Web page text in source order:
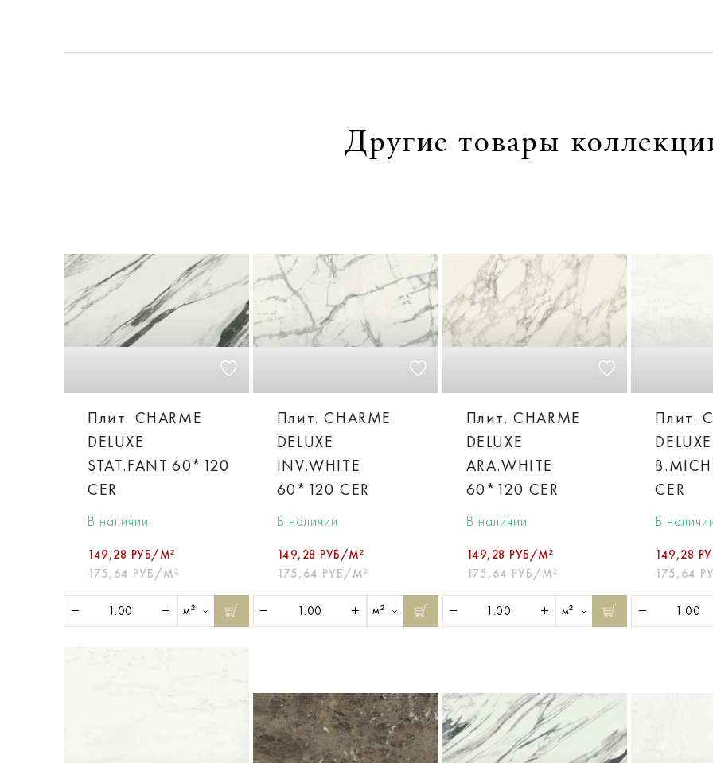
Другие товары
Плит. CHARME
DELUXE
STAT.FANT.60*120
CER
В наличии
149,28 РУБ/М²
175,64 РУБ/М²
м²
Плит. CHARME
DELUXE
INV.WHITE
60*120 CER
В наличии
149,28 РУБ/М²
175,64 РУБ/М²
м²
Плит. CHARME
DELUXE
ARA.WHITE
60*120 CER
В наличии
149,28 РУБ/М²
175,64 РУБ/М²
м²
Плит.
DELUXE
CER
В
149,28
175,64